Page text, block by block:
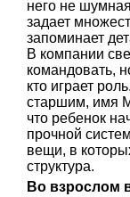
него не
задает
запоминает
В компании
командовать,
кто играет
старшим, имя
что ребенок
прочной
вещи, в
структура.
Во взрослом